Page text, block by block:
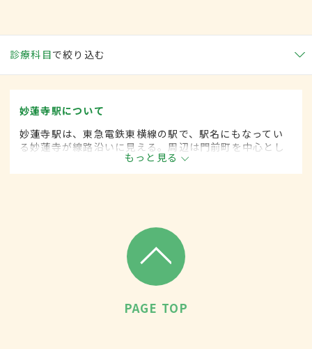
診療科目で絞り込む
妙蓮寺駅について
妙蓮寺駅は、東急電鉄東横線の駅で、駅名にもなってい
る妙蓮寺が線路沿いに見える。周辺は門前町を中心とし
た住宅街で、下町の雰囲気を残した商店街や多くのクリ
ニックなどがある。近くには菊名池公園も。
もっと見る
PAGE TOP